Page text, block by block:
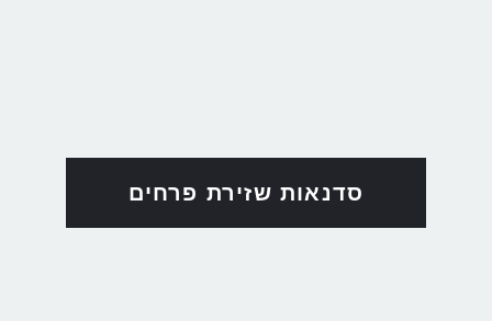
סדנאות שזירת פרחים